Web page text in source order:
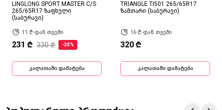
LINGLONG SPORT MASTER C/S
265/65R17 ზაფხული
(საბურავი)
11 ₾-დან თვეში
231 ₾ 330 ₾ -30%
კალათაში დამატება
TRIANGLE TI501 265/65R17
ზამთარი (საბურავი)
16 ₾-დან თვეში
320 ₾
კალათაში დამატება